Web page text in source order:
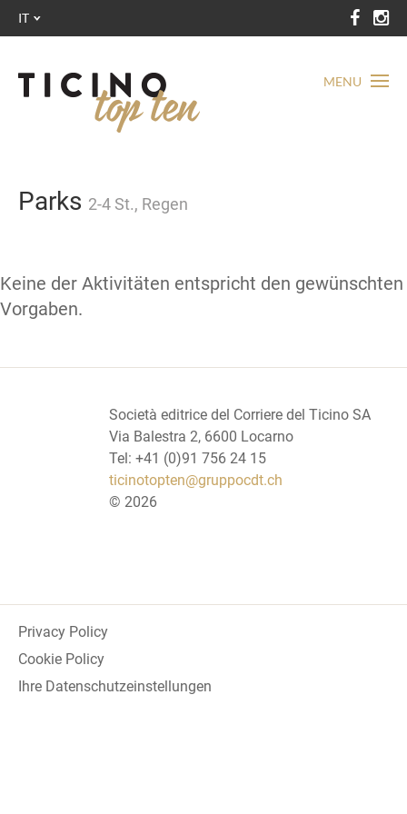
MENU
IT
Parks 2-4 St., Regen
Keine der Aktivitäten entspricht den gewünschten
Vorgaben.
Società editrice del Corriere del Ticino SA
Via Balestra 2, 6600 Locarno
Tel: +41 (0)91 756 24 15
ticinotopten@gruppocdt.ch
© 2026
Privacy Policy
Cookie Policy
Ihre Datenschutzeinstellungen